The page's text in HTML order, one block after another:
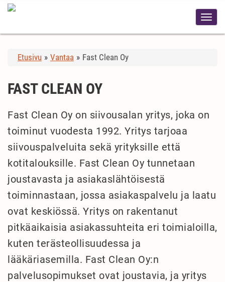
Etusivu » Vantaa » Fast Clean Oy
FAST CLEAN OY
Fast Clean Oy on siivousalan yritys, joka on
toiminut vuodesta 1992. Yritys tarjoaa
siivouspalveluita sekä yrityksille että
kotitalouksille. Fast Clean Oy tunnetaan
joustavasta ja asiakaslähtöisestä
toiminnastaan, jossa asiakaspalvelu ja laatu
ovat keskiössä. Yritys on rakentanut
pitkäaikaisia asiakassuhteita eri toimialoilla,
kuten terästeollisuudessa ja
lääkäriasemilla. Fast Clean Oy:n
palvelusopimukset ovat joustavia, ja yritys